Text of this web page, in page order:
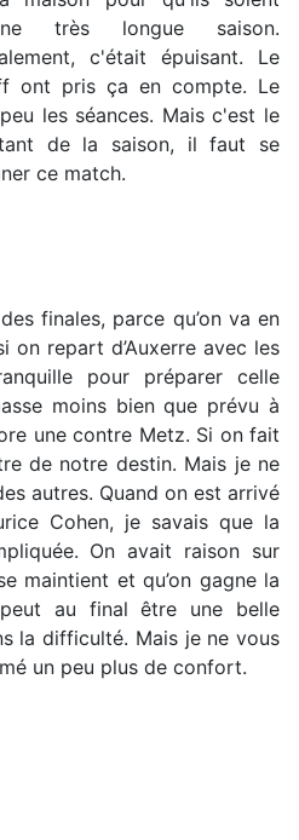
très longue saison.
c'était épuisant. Le
ont pris ça en compte. Le
les séances. Mais c'est le
de la saison, il faut se
ce match.
finales, parce qu’on va en
on repart d’Auxerre avec les
pour préparer celle
moins bien que prévu à
une contre Metz. Si on fait
de notre destin. Mais je ne
autres. Quand on est arrivé
Cohen, je savais que la
On avait raison sur
maintient et qu’on gagne la
au final être une belle
la difficulté. Mais je ne vous
un peu plus de confort.